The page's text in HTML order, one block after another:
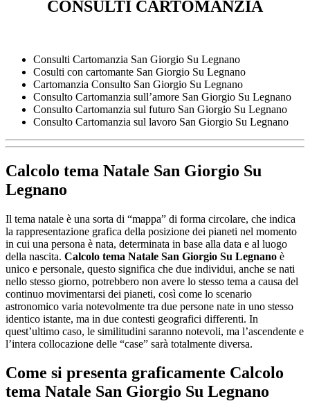
CONSULTI CARTOMANZIA
Consulti Cartomanzia San Giorgio Su Legnano
Cosulti con cartomante San Giorgio Su Legnano
Cartomanzia Consulto San Giorgio Su Legnano
Consulto Cartomanzia sull’amore San Giorgio Su Legnano
Consulto Cartomanzia sul futuro San Giorgio Su Legnano
Consulto Cartomanzia sul lavoro San Giorgio Su Legnano
Calcolo tema Natale San Giorgio Su
Legnano
Il tema natale è una sorta di “mappa” di forma circolare, che indica
la rappresentazione grafica della posizione dei pianeti nel momento
in cui una persona è nata, determinata in base alla data e al luogo
della nascita. Calcolo tema Natale San Giorgio Su Legnano è
unico e personale, questo significa che due individui, anche se nati
nello stesso giorno, potrebbero non avere lo stesso tema a causa del
continuo movimentarsi dei pianeti, così come lo scenario
astronomico varia notevolmente tra due persone nate in uno stesso
identico istante, ma in due contesti geografici differenti. In
quest’ultimo caso, le similitudini saranno notevoli, ma l’ascendente e
l’intera collocazione delle “case” sarà totalmente diversa.
Come si presenta graficamente Calcolo
tema Natale San Giorgio Su Legnano